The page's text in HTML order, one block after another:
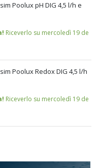
Poolux pH DIG 4,5 l/h e
Riceverlo su mercoledì 19 de
Poolux Redox DIG 4,5 l/h
Riceverlo su mercoledì 19 de